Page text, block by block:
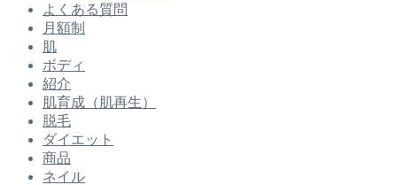
よくある質問
月額制
肌
ボディ
紹介
肌育成（肌再生）
脱毛
ダイエット
商品
ネイル